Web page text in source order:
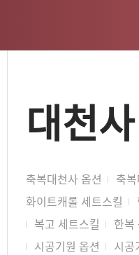
대천사
축복대천사 옵션
축
화이트캐롤 세트스킬
복고 세트스킬
한복
시공기원 옵션
시공